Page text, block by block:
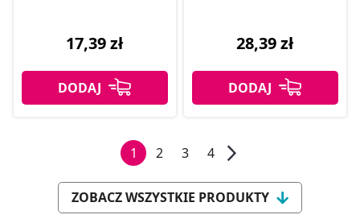
17,39 zł 28,39 zł
1 2 3 4
ZOBACZ WSZYSTKIE PRODUKTY